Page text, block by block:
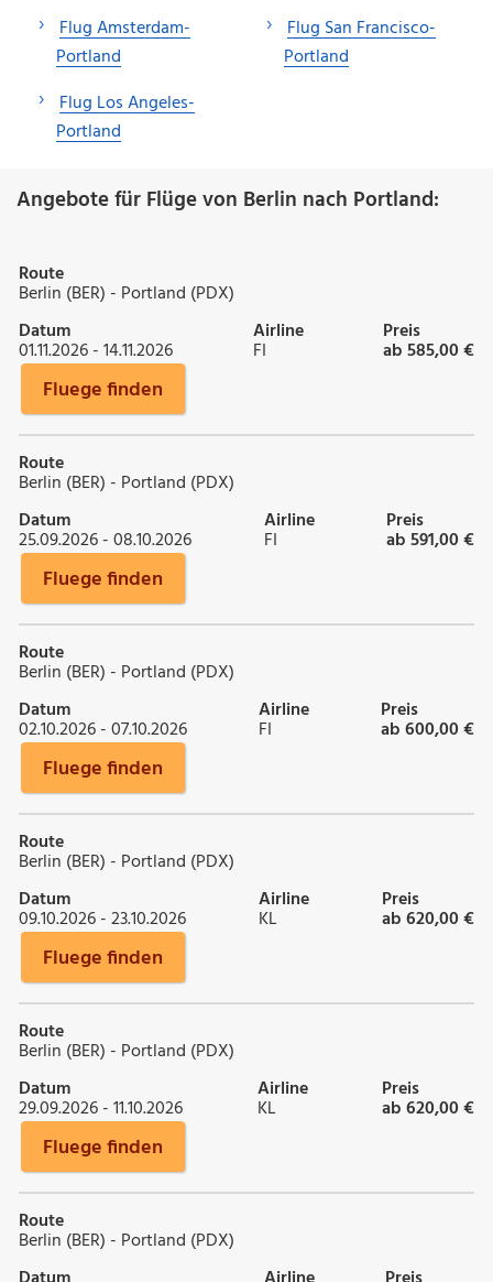
Flug Amsterdam-
Portland
Flug Los Angeles-
Portland
Flug San Francisco-
Portland
Angebote für Flüge von Berlin nach Portland:
Route
Berlin (BER) - Portland (PDX)
Datum
01.11.2026 - 14.11.2026
Airline
FI
Preis
ab 585,00 €
Fluege finden
Route
Berlin (BER) - Portland (PDX)
Datum
25.09.2026 - 08.10.2026
Airline
FI
Preis
ab 591,00 €
Fluege finden
Route
Berlin (BER) - Portland (PDX)
Datum
02.10.2026 - 07.10.2026
Airline
FI
Preis
ab 600,00 €
Fluege finden
Route
Berlin (BER) - Portland (PDX)
Datum
09.10.2026 - 23.10.2026
Airline
KL
Preis
ab 620,00 €
Fluege finden
Route
Berlin (BER) - Portland (PDX)
Datum
29.09.2026 - 11.10.2026
Airline
KL
Preis
ab 620,00 €
Fluege finden
Route
Berlin (BER) - Portland (PDX)